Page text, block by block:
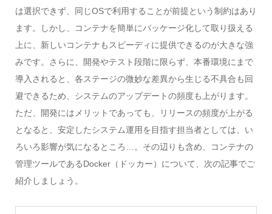
は選択できず、同じOSで利用することが前提という制約はあり
ます。しかし、コンテナを簡単にパッケージ化して取り扱える
上に、新しいコンテナもスピーディに提供できるのが大きな強
みです。さらに、開発やテスト段階に限らず、本番環境にまで
導入されると、各ステージの微妙な差異から生じる不具合も回
避できるため、システムのアップデートの頻度も上がります。
ただ、開発にはメリットであっても、リリースの頻度が上がる
となると、安定したシステム運用を目指す担当者としては、い
ろいろ影響が気になるところ…。その辺りも含め、コンテナの
管理ツールであるDocker（ドッカー）について、次の記事でご
紹介しましょう。